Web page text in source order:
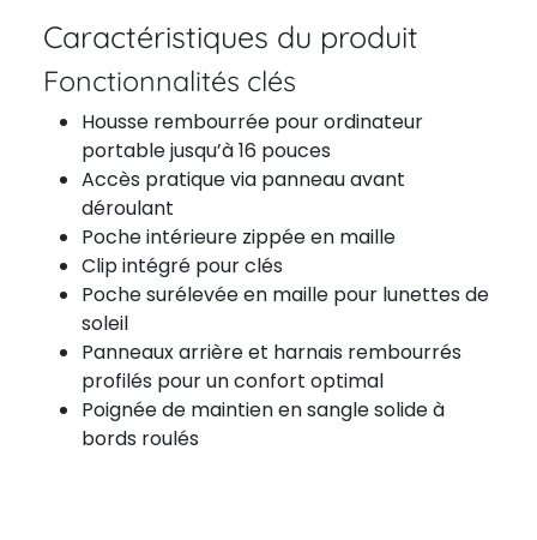
Caractéristiques du produit
Fonctionnalités clés
Housse rembourrée pour ordinateur
portable jusqu’à 16 pouces
Accès pratique via panneau avant
déroulant
Poche intérieure zippée en maille
Clip intégré pour clés
Poche surélevée en maille pour lunettes de
soleil
Panneaux arrière et harnais rembourrés
profilés pour un confort optimal
Poignée de maintien en sangle solide à
bords roulés